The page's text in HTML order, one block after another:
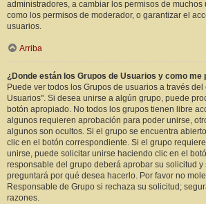
administradores, a cambiar los permisos de muchos
como los permisos de moderador, o garantizar el
usuarios.
Arriba
¿Donde están los Grupos de Usuarios y como me
Puede ver todos los Grupos de usuarios a través
Usuarios". Si desea unirse a algún grupo, puede
botón apropiado. No todos los grupos tienen libre
algunos requieren aprobación para poder unirse,
algunos son ocultos. Si el grupo se encuentra
clic en el botón correspondiente. Si el grupo
unirse, puede solicitar unirse haciendo clic en el
responsable del grupo deberá aprobar su solicitud y
preguntará por qué desea hacerlo. Por favor no
Responsable de Grupo si rechaza su solicitud;
razones.